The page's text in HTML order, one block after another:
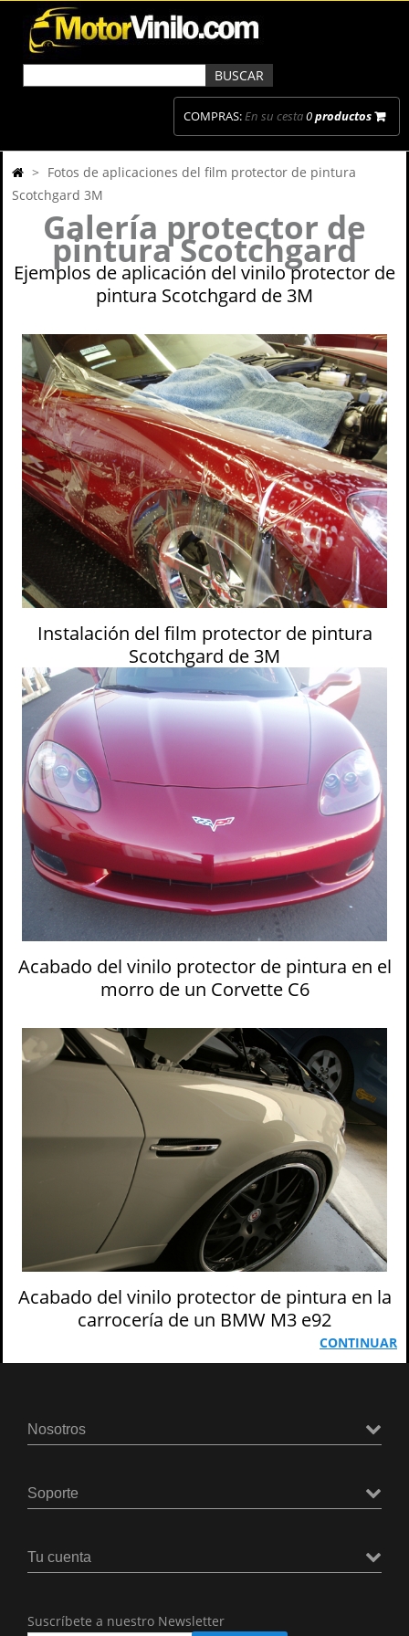
COMPRAS:En su cesta0productos
> Fotos de aplicaciones del film protector de pintura
Scotchgard 3M
Galería protector de
pintura Scotchgard
Ejemplos de aplicación del vinilo protector de
pintura Scotchgard de 3M
Instalación del film protector de pintura
Scotchgard de 3M
Acabado del vinilo protector de pintura en el
morro de un Corvette C6
Acabado del vinilo protector de pintura en la
carrocería de un BMW M3 e92
CONTINUAR
Nosotros
Soporte
Tu cuenta
Suscríbete a nuestro Newsletter